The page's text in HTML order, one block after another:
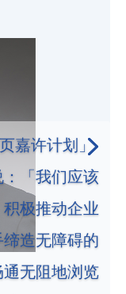
嘉许计划」
「我们应该
极推动企业
造无障碍的
无阻地浏览